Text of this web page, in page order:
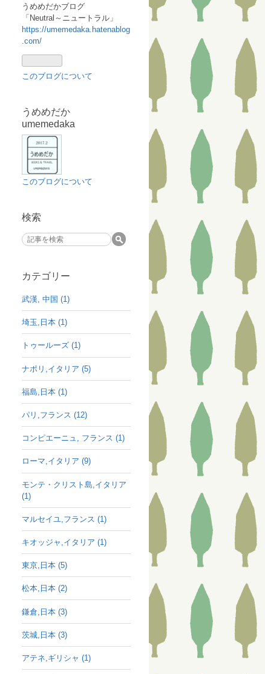
うめめだかブログ
「Neutral～ニュートラル」
https://umemedaka.hatenablog
.com/
このブログについて
うめめだか
umemedaka
このブログについて
検索
カテゴリー
武漢, 中国 (1)
埼玉,日本 (1)
トゥールーズ (1)
ナポリ,イタリア (5)
福島,日本 (1)
パリ,フランス (12)
コンピエーニュ, フランス (1)
ローマ,イタリア (9)
モンテ・クリスト島,イタリア
(1)
マルセイユ,フランス (1)
キオッジャ,イタリア (1)
東京,日本 (5)
松本,日本 (2)
鎌倉,日本 (3)
茨城,日本 (3)
アテネ,ギリシャ (1)